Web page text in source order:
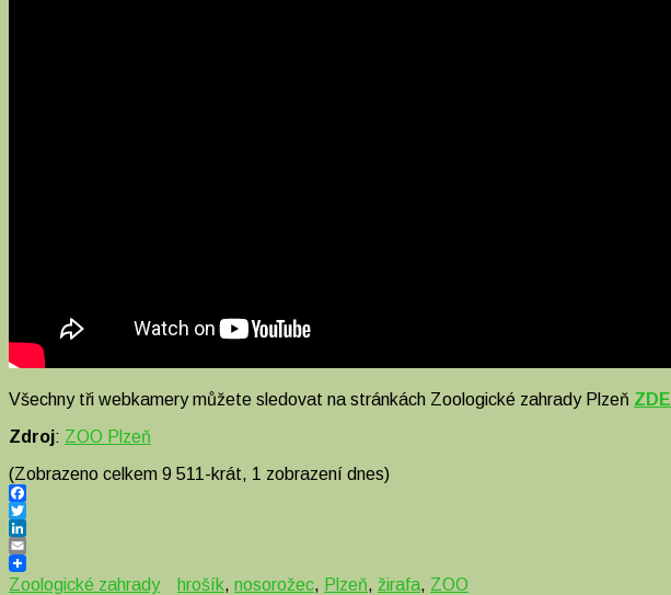
Všechny tři webkamery můžete sledovat na stránkách Zoologické zahrady Plzeň ZDE
Zdroj: ZOO Plzeň
(Zobrazeno celkem 9 511-krát, 1 zobrazení dnes)
Facebook
Twitter
LinkedIn
Email
Zoologické zahrady
hrošík, nosorožec, Plzeň, žirafa, ZOO